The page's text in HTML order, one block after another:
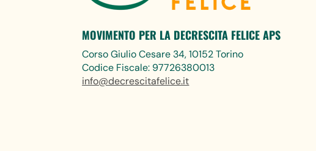
MOVIMENTO PER LA DECRESCITA FELICE APS
Corso Giulio Cesare 34, 10152 Torino
Codice Fiscale: 97726380013
info@decrescitafelice.it